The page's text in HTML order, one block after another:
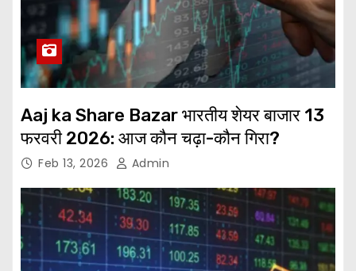
Aaj ka Share Bazar भारतीय शेयर बाजार 13
फरवरी 2026: आज कौन चढ़ा-कौन गिरा?
Feb 13, 2026 Admin